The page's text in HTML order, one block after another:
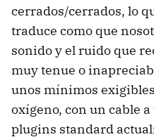
cerrados/cerrados, lo
traduce como que
sonido y el ruido que
muy tenue o
unos mínimos
oxígeno, con un cable
plugins standard